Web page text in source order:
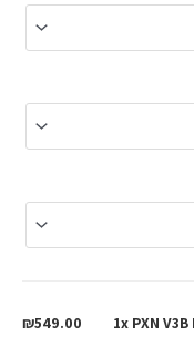
1x PXN
₪549.00